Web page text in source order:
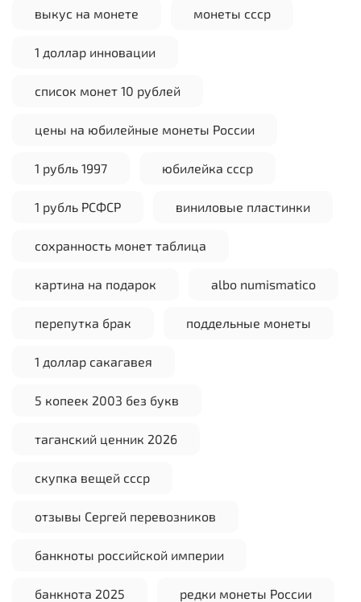
выкус на монете монеты ссср
1 доллар инновации
список монет 10 рублей
цены на юбилейные монеты России
1 рубль 1997 юбилейка ссср
1 рубль РСФСР виниловые пластинки
сохранность монет таблица
картина на подарок albo numismatico
перепутка брак поддельные монеты
1 доллар сакагавея
5 копеек 2003 без букв
таганский ценник 2026
скупка вещей ссср
отзывы Сергей перевозников
банкноты российской империи
банкнота 2025 редки монеты России